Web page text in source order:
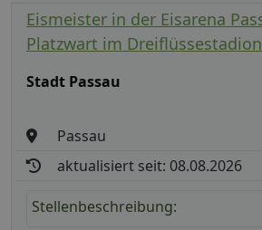
Eismeister in der Eisarena
Platzwart im
Stadt Passau
Passau
aktualisiert seit: 08.08.2026
Stellenbeschreibung: